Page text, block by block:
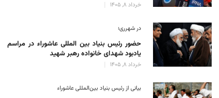
خرداد 8, 1405
در شهرری؛
حضور رئیس بنیاد بین المللی عاشوراء در مراسم
یادبود شهدای خانواده رهبر شهید
خرداد 8, 1405
بیانی از رئیس بنیاد بین‌المللی عاشوراء